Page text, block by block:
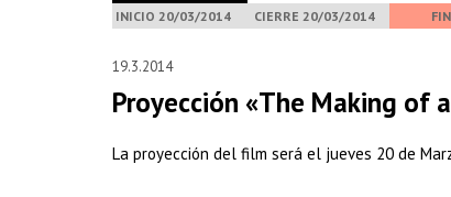
INICIO 20/03/2014 CIERRE 20/03/2014
19.3.2014
Proyección «The Making of
La proyección del film será el jueves 20 de